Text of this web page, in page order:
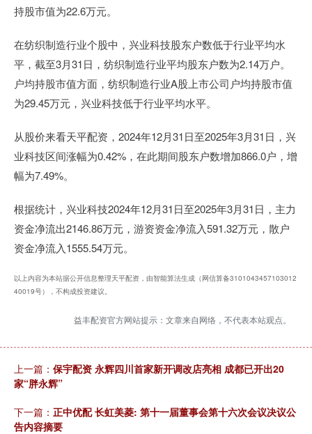
持股市值为22.6万元。
在纺织制造行业个股中，兴业科技股东户数低于行业平均水
平，截至3月31日，纺织制造行业平均股东户数为2.14万户。
户均持股市值方面，纺织制造行业A股上市公司户均持股市值
为29.45万元，兴业科技低于行业平均水平。
从股价来看天平配资，2024年12月31日至2025年3月31日，兴
业科技区间涨幅为0.42%，在此期间股东户数增加866.0户，增
幅为7.49%。
根据统计，兴业科技2024年12月31日至2025年3月31日，主力
资金净流出2146.86万元，游资资金净流入591.32万元，散户
资金净流入1555.54万元。
以上内容为本站据公开信息整理天平配资，由智能算法生成（网信算备3101043457103012
40019号），不构成投资建议。
益丰配资官方网站提示：文章来自网络，不代表本站观点。
上一篇： 保宇配资 永辉四川首家新开调改店亮相 成都已开出20
家“胖永辉”
下一篇： 正中优配 长虹美菱: 第十一届董事会第十六次会议决议公
告内容摘要